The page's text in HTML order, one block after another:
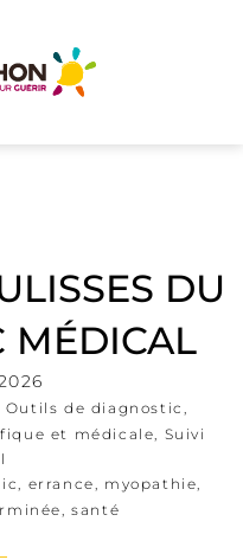
DU
MÉDICAL
Outils de diagnostic ,
et médicale, Suivi
, errance, myopathie,
,santé